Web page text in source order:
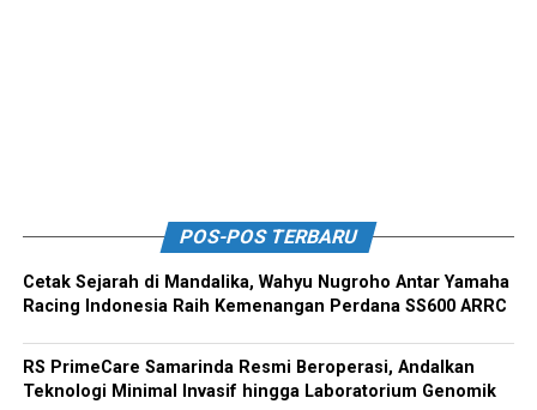
POS-POS TERBARU
Cetak Sejarah di Mandalika, Wahyu Nugroho Antar Yamaha
Racing Indonesia Raih Kemenangan Perdana SS600 ARRC
RS PrimeCare Samarinda Resmi Beroperasi, Andalkan
Teknologi Minimal Invasif hingga Laboratorium Genomik